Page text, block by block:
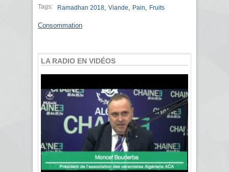
Tags: Ramadhan 2018 Viande Pain Fruits
Consommation
LA RADIO EN VIDÉOS